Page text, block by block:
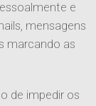
e
mensagens
marcando as
de impedir os